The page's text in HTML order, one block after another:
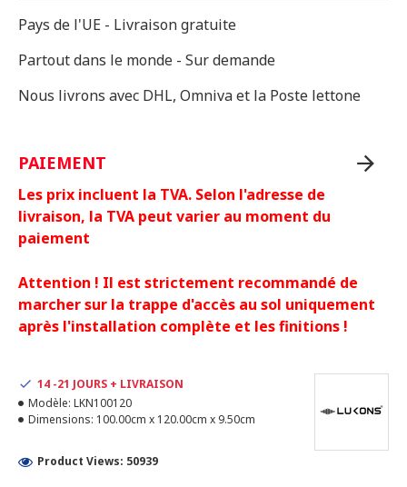
Pays de l'UE - Livraison gratuite
Partout dans le monde - Sur demande
Nous livrons avec DHL, Omniva et la Poste lettone
PAIEMENT
Les prix incluent la TVA. Selon l'adresse de
livraison, la TVA peut varier au moment du
paiement
Attention ! Il est strictement recommandé de
marcher sur la trappe d'accès au sol uniquement
après l'installation complète et les finitions !
14 -21 JOURS + LIVRAISON
Modèle: LKN100120
Dimensions: 100.00cm x 120.00cm x 9.50cm
Product Views: 50939